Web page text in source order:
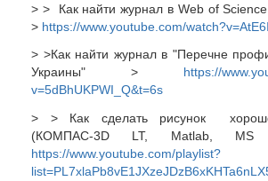
> > Как найти журнал в Web of
> https://www.youtube.com/
> >Как найти журнал в "Перечне
Украины" > https://
v=5dBhUKPWI_Q&t=6s
> > Как сделать рисунок
(КОМПАС-3D LT, Matlab,
https://www.youtube.com/playlist?